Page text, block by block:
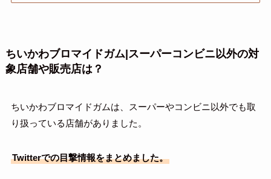
ちいかわブロマイドガム|スーパーコンビニ以外の対
象店舗や販売店は？
ちいかわブロマイドガムは、スーパーやコンビニ以外でも取
り扱っている店舗がありました。
Twitterでの目撃情報をまとめました。